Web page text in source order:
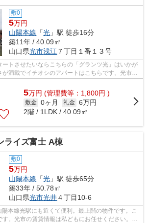
敷0
5万円
山陽本線 「光 」駅 徒歩16分
築11年 / 40.09㎡
山口県光市浅江 ７丁目１番１３号
ートさせたいならこちらの「グランツ光」はいかが
が満載でイチオシのアパートはこちらです。光市エ
探しをサポー...
5万円 (管理費等：1,800円 )
敷金 0ヶ月 礼金 6万円
2階 / 1LDK / 40.09㎡
ライズ富士 A棟
敷0
5万円
山陽本線 「光 」駅 徒歩65分
築33年 / 50.78㎡
山口県光市光井４丁目10-6
本線光駅にも近くて便利。最上階の物件です。こ
す。光市の賃貸情報は私どもにお任せください。山